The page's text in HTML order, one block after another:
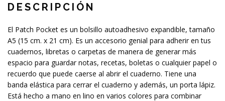
DESCRIPCIÓN
El Patch Pocket es un bolsillo autoadhesivo expandible, tamaño
A5 (15 cm. x 21 cm). Es un accesorio genial para adherir en tus
cuadernos, libretas o carpetas de manera de generar más
espacio para guardar notas, recetas, boletas o cualquier papel o
recuerdo que puede caerse al abrir el cuaderno. Tiene una
banda elástica para cerrar el cuaderno y además, un porta lápiz.
Está hecho a mano en lino en varios colores para combinar